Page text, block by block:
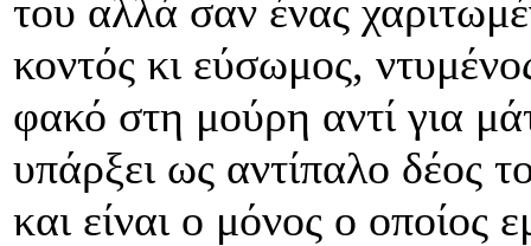
του αλλά σαν ένας
κοντός κι εύσωμος,
φακό στη μούρη αντί για
υπάρξει ως αντίπαλο δέος
και είναι ο μόνος ο οποίος